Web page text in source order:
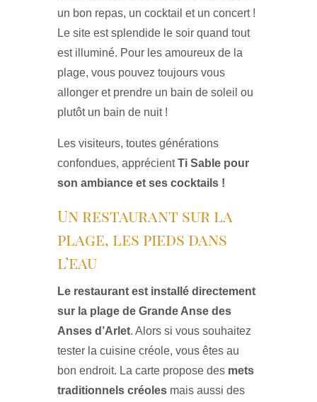
un bon repas, un cocktail et un concert !
Le site est splendide le soir quand tout
est illuminé. Pour les amoureux de la
plage, vous pouvez toujours vous
allonger et prendre un bain de soleil ou
plutôt un bain de nuit !
Les visiteurs, toutes générations
confondues, apprécientTi Sable pour
son ambiance et ses cocktails !
Un restaurant sur la
plage, les pieds dans
l’eau
Le restaurant est installé directement
sur la plage de Grande Anse des
Anses d’Arlet. Alors si vous souhaitez
tester la cuisine créole, vous êtes au
bon endroit. La carte propose des mets
traditionnels créolesmais aussi des